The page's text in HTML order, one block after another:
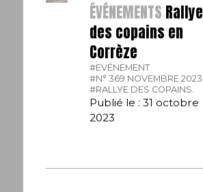
ÉVÉNEMENTS Rallye
des copains en
Corrèze
#EVÉNEMENT.
#N° 369 NOVEMBRE 2023.
#RALLYE DES COPAINS.
Publié le : 31 octobre
2023